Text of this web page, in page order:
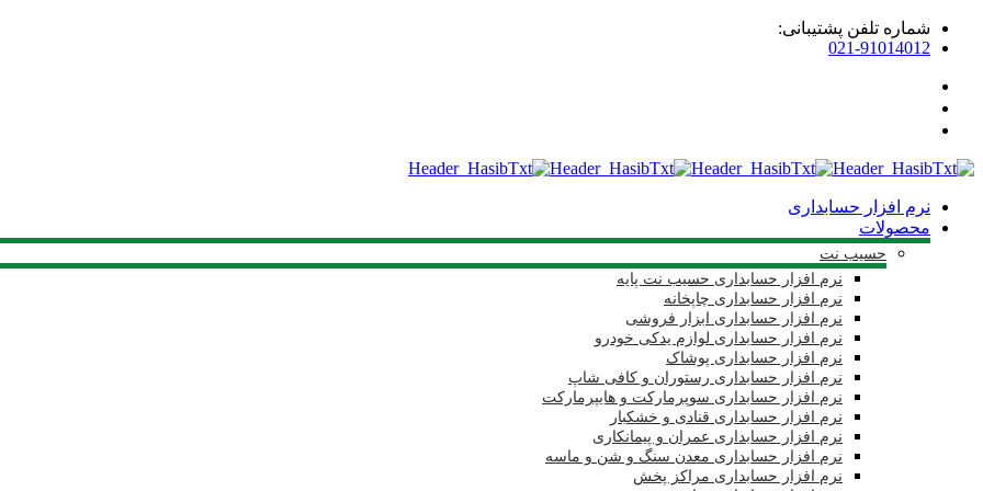
شماره تلفن پشتیبانی:
021-91014012
نرم افزار حسابداری
محصولات
حسیب نت
نرم افزار حسابداری حسیب نت پایه
نرم افزار حسابداری چاپخانه
نرم افزار حسابداری ابزار فروشی
نرم افزار حسابداری لوازم یدکی خودرو
نرم افزار حسابداری پوشاک
نرم افزار حسابداری رستوران و کافی شاپ
نرم افزار حسابداری سوپرمارکت و هایپرمارکت
نرم افزار حسابداری قنادی و خشکبار
نرم افزار حسابداری عمران و پیمانکاری
نرم افزار حسابداری معدن سنگ و شن و ماسه
نرم افزار حسابداری مراکز پخش